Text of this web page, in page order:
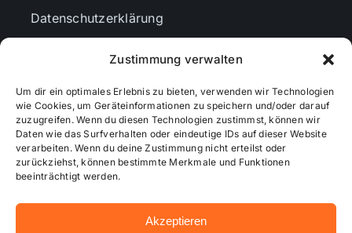
Zustimmung verwalten
Um dir ein optimales Erlebnis zu bieten, verwenden wir Technologien
wie Cookies, um Geräteinformationen zu speichern und/oder darauf
zuzugreifen. Wenn du diesen Technologien zustimmst, können wir
Daten wie das Surfverhalten oder eindeutige IDs auf dieser Website
verarbeiten. Wenn du deine Zustimmung nicht erteilst oder
zurückziehst, können bestimmte Merkmale und Funktionen
beeinträchtigt werden.
Akzeptieren
Datenschutzerklärung
Cookie-Richtlinie (EU)
Mediendaten